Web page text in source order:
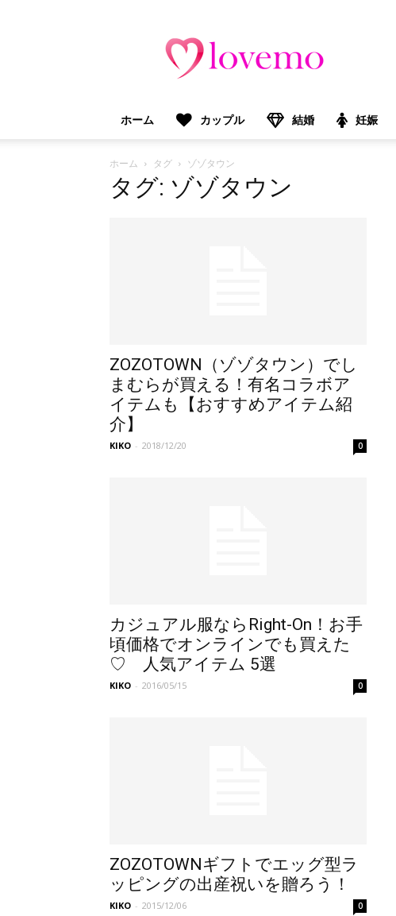
モ）：
プ
マ
マ
向
ホーム カップル 結婚 妊娠
ホーム タグ ゾゾタウン
タグ: ゾゾタウン
ZOZOTOWN（ゾゾタウン）でし
まむらが買える！有名コラボア
イテムも【おすすめアイテム紹
介】
KIKO - 2018/12/20 0
カジュアル服ならRight-On！お手
頃価格でオンラインでも買えた
♡ 人気アイテム 5選
KIKO - 2016/05/15 0
ZOZOTOWNギフトでエッグ型ラ
ッピングの出産祝いを贈ろう！
KIKO - 2015/12/06 0